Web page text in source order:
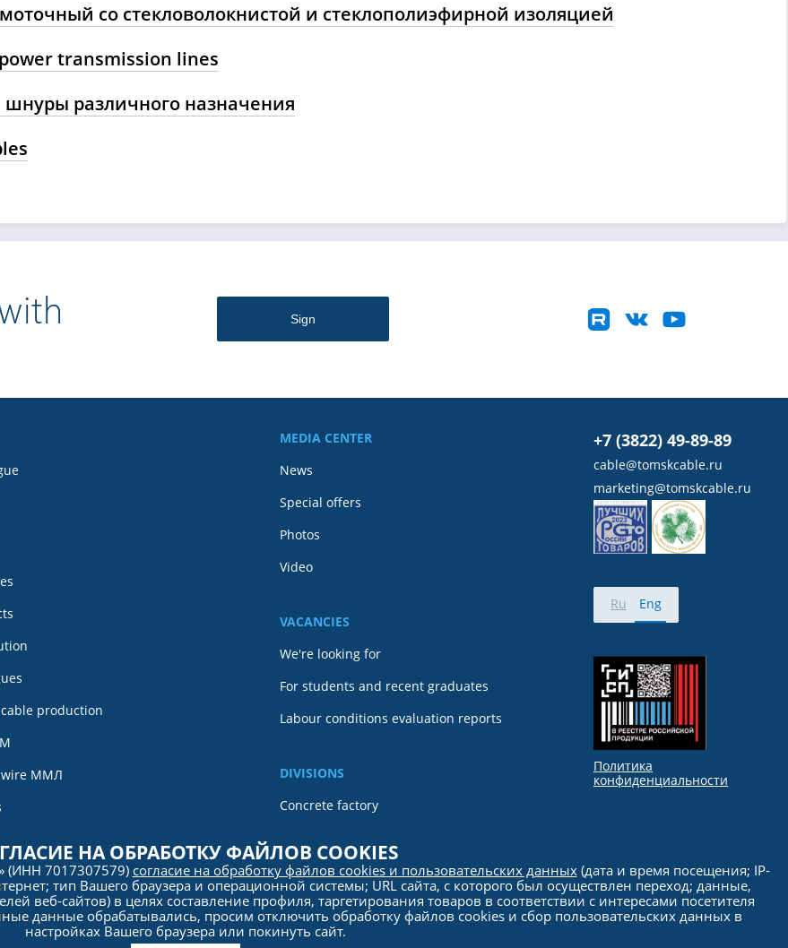
со стекловолокнистой и стеклополиэфирной изоляцией
transmission lines
различного назначения
production
wire ММЛ
MEDIA CENTER
News
Special offers
Photos
Video
VACANCIES
We're looking for
For students and recent graduates
Labour conditions evaluation reports
DIVISIONS
Concrete factory
+7 (3822) 49-89-89
cable@tomskcable.ru
marketing@tomskcable.ru
Ru Eng
Политика
конфиденциальности
НА ОБРАБОТКУ ФАЙЛОВ COOKIES
(ИНН 7017307579) согласие на обработку файлов cookies и пользовательских данных(дата и время посещения; IP-
тип Вашего браузера и операционной системы; URL сайта, с которого был осуществлен переход; данные,
веб-сайтов) в целях составление профиля, таргетирования товаров в соответствии с интересами посетителя
данные обрабатывались, просим отключить обработку файлов cookies и сбор пользовательских данных в
настройках Вашего браузера или покинуть сайт.